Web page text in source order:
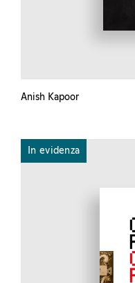
Anish Kapoor
In evidenza